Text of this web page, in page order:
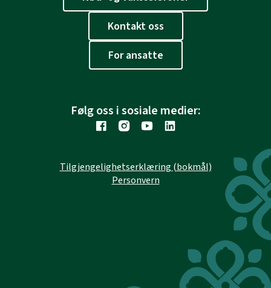
Kontakt oss
For ansatte
Følg oss i sosiale medier:
Tilgjengelighetserklæring (bokmål)
Personvern